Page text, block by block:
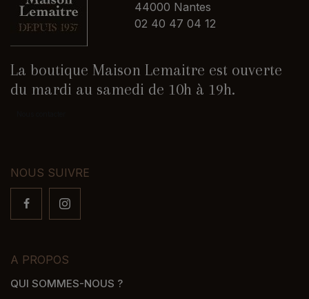
44000 Nantes
02 40 47 04 12
La boutique Maison Lemaitre est ouverte
du mardi au samedi de 10h à 19h.
NOUS SUIVRE
A PROPOS
QUI SOMMES-NOUS ?